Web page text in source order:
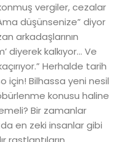
vergiler, cezalar
düşünsenize” diyor
arkadaşlarının
diyerek kalkıyor… Ve
Herhalde tarih
için! Bilhassa yeni nesil
konusu haline
Bir zamanlar
en zeki insanlar gibi